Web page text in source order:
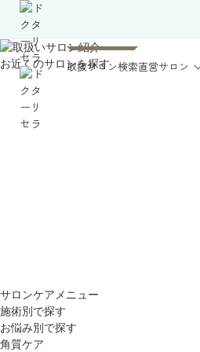
取扱サロン検索直営サロン
お近くのサロンを探す
サロンケアメニュー
施術別で探す
お悩み別で探す
角質ケア